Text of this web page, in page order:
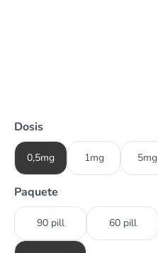
Dosis
0,5mg 1mg 5mg
Paquete
90 pill 60 pill